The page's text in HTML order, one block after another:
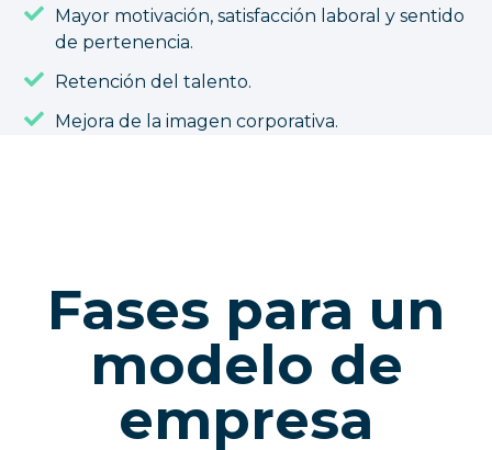
Mayor motivación, satisfacción laboral y sentido
de pertenencia.
Retención del talento.
Mejora de la imagen corporativa.
Fases para un
modelo de
empresa